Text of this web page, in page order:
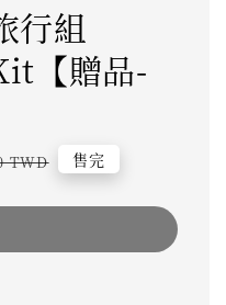
行組
【贈品-
TWD 售完